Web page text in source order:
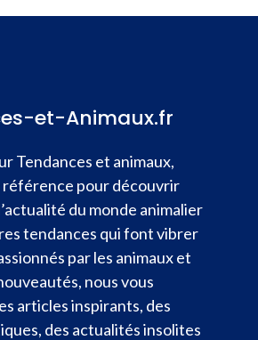
et-Animaux.fr
Tendances et animaux,
pour découvrir
du monde animalier
tendances qui font vibrer
par les animaux et
nous vous
articles inspirants, des
des actualités insolites